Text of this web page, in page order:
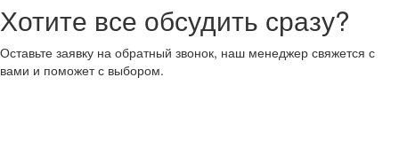
Хотите все обсудить сразу?
Оставьте заявку на обратный звонок, наш менеджер свяжется с
вами и поможет с выбором.